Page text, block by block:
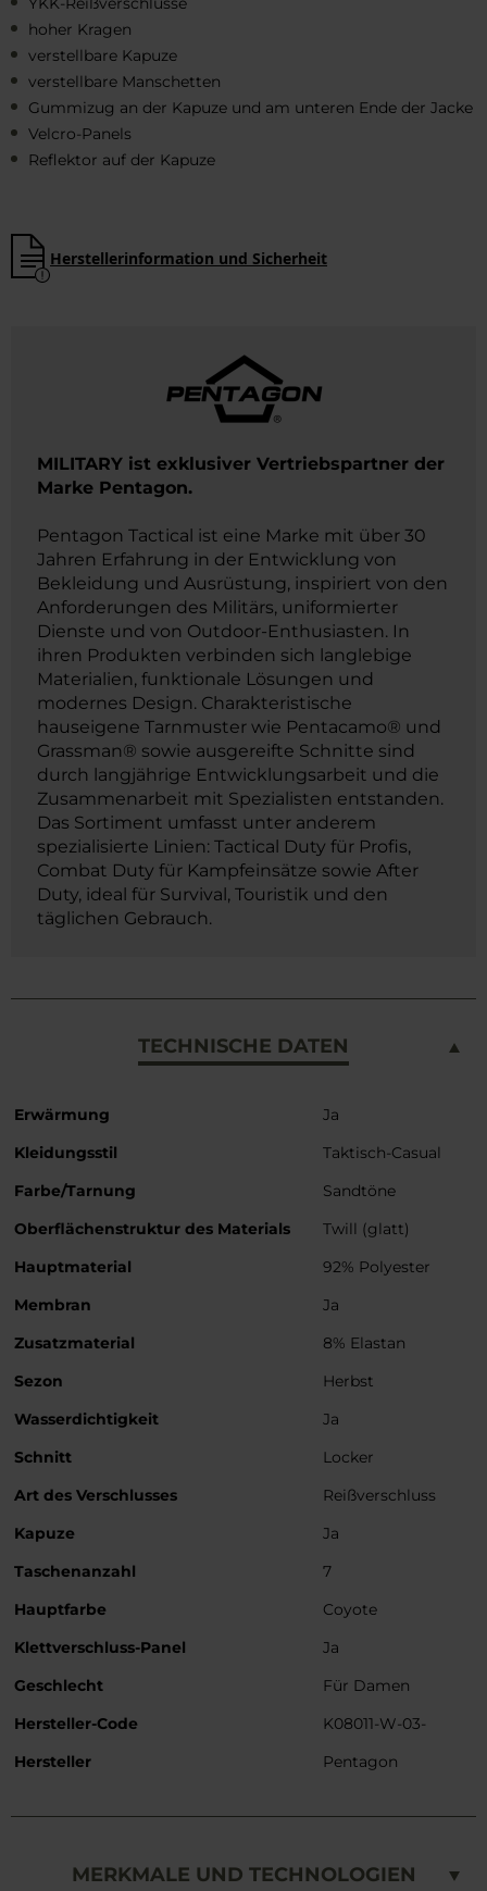
hoher Kragen
verstellbare Kapuze
verstellbare Manschetten
Gummizug an der Kapuze und am unteren Ende der Jacke
Velcro-Panels
Reflektor auf der Kapuze
Herstellerinformation und Sicherheit
MILITARY ist exklusiver Vertriebspartner der
Marke Pentagon.
Pentagon Tactical ist eine Marke mit über 30
Jahren Erfahrung in der Entwicklung von
Bekleidung und Ausrüstung, inspiriert von den
Anforderungen des Militärs, uniformierter
Dienste und von Outdoor-Enthusiasten. In
ihren Produkten verbinden sich langlebige
Materialien, funktionale Lösungen und
modernes Design. Charakteristische
hauseigene Tarnmuster wie Pentacamo® und
Grassman® sowie ausgereifte Schnitte sind
durch langjährige Entwicklungsarbeit und die
Zusammenarbeit mit Spezialisten entstanden.
Das Sortiment umfasst unter anderem
spezialisierte Linien: Tactical Duty für Profis,
Combat Duty für Kampfeinsätze sowie After
Duty, ideal für Survival, Touristik und den
täglichen Gebrauch.
TECHNISCHE DATEN
Weitere
Erwärmung
Ja
Kleidungsstil
Taktisch-Casual
Farbe/Tarnung
Sandtöne
Oberflächenstruktur des Materials
Twill (glatt)
Hauptmaterial
92% Polyester
Membran
Ja
Zusatzmaterial
8% Elastan
Sezon
Herbst
Wasserdichtigkeit
Ja
Schnitt
Locker
Art des Verschlusses
Reißverschluss
Kapuze
Ja
Taschenanzahl
7
Hauptfarbe
Coyote
Klettverschluss-Panel
Ja
Geschlecht
Für Damen
Hersteller-Code
K08011-W-03-
Hersteller
Pentagon
MERKMALE UND TECHNOLOGIEN